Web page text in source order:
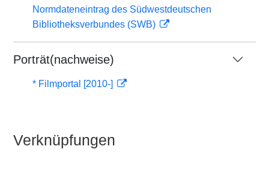
Normdateneintrag des Südwestdeutschen
Bibliotheksverbundes (SWB)
Porträt(nachweise)
* Filmportal [2010-]
Verknüpfungen